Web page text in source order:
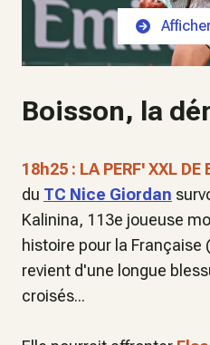
Boisson, la
18h25 : LA PERF' XXL DE
du TC Nice Giordan
Kalinina, 113e joueuse
histoire pour la Française
revient d'une longue
croisés...